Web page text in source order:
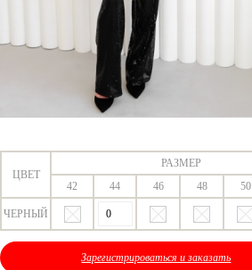
ЦВЕТ
РАЗМЕР
42
44 46 48 50
ЧЕРНЫЙ
Зарегистрироваться и заказать